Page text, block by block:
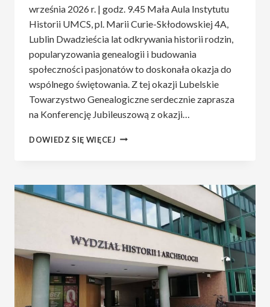
września 2026 r. | godz. 9.45 Mała Aula Instytutu
Historii UMCS, pl. Marii Curie-Skłodowskiej 4A,
Lublin Dwadzieścia lat odkrywania historii rodzin,
popularyzowania genealogii i budowania
społeczności pasjonatów to doskonała okazja do
wspólnego świętowania. Z tej okazji Lubelskie
Towarzystwo Genealogiczne serdecznie zaprasza
na Konferencję Jubileuszową z okazji…
DOWIEDZ SIĘ WIĘCEJ PROGRAM
OKAZJI
20-
LECIA
LUBELSKIEGO
TOWARZYSTWA
GENEALOGICZNEGO.